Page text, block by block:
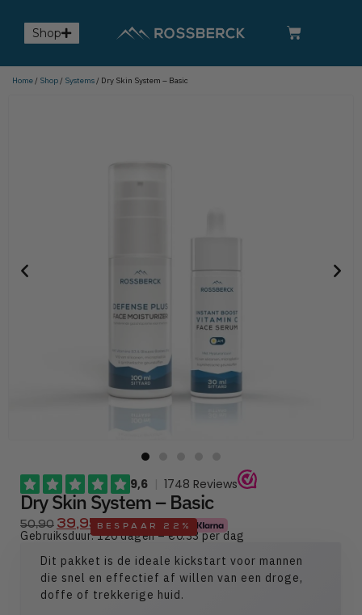
Shop
Home/ Shop/ Systems/ Dry Skin System – Basic
Dry Skin System – Basic
50,90 39,95BESPAAR 22%
Gebruiksduur: 120 dagen – €0.33 per dag
Dit pakket is de ideale kickstart voor mannen
die snel en effectief af willen van een droge,
doffe of trekkerige huid.